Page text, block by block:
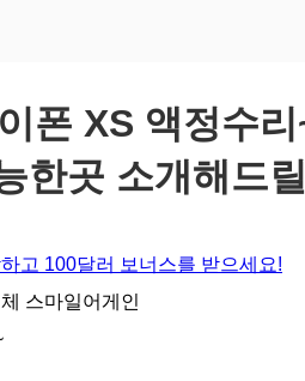
폰 XS 액정수
한곳 소개해드
고 100달러 보너스를 받으세요!
스마일어게인